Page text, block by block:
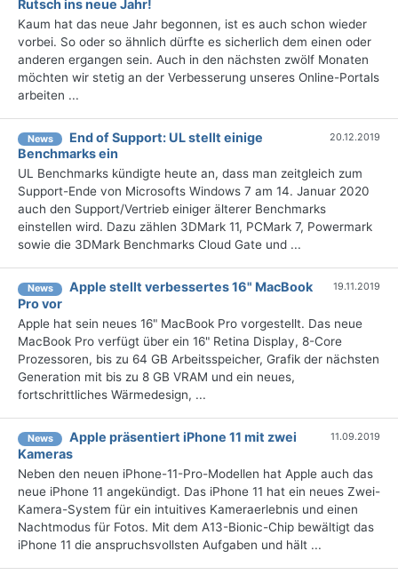
Rutsch ins neue Jahr!
Kaum hat das neue Jahr begonnen, ist es auch schon wieder
vorbei. So oder so ähnlich dürfte es sicherlich dem einen oder
anderen ergangen sein. Auch in den nächsten zwölf Monaten
möchten wir stetig an der Verbesserung unseres Online-Portals
arbeiten ...
News
End of Support: UL stellt einige
Benchmarks ein
20.12.2019
UL Benchmarks kündigte heute an, dass man zeitgleich zum
Support-Ende von Microsofts Windows 7 am 14. Januar 2020
auch den Support/Vertrieb einiger älterer Benchmarks
einstellen wird. Dazu zählen 3DMark 11, PCMark 7, Powermark
sowie die 3DMark Benchmarks Cloud Gate und ...
News
Apple stellt verbessertes 16" MacBook
Pro vor
19.11.2019
Apple hat sein neues 16" MacBook Pro vorgestellt. Das neue
MacBook Pro verfügt über ein 16" Retina Display, 8-Core
Prozessoren, bis zu 64 GB Arbeitsspeicher, Grafik der nächsten
Generation mit bis zu 8 GB VRAM und ein neues,
fortschrittliches Wärmedesign, ...
News
Apple präsentiert iPhone 11 mit zwei
Kameras
11.09.2019
Neben den neuen iPhone-11-Pro-Modellen hat Apple auch das
neue iPhone 11 angekündigt. Das iPhone 11 hat ein neues Zwei-
Kamera-System für ein intuitives Kameraerlebnis und einen
Nachtmodus für Fotos. Mit dem A13-Bionic-Chip bewältigt das
iPhone 11 die anspruchsvollsten Aufgaben und hält ...